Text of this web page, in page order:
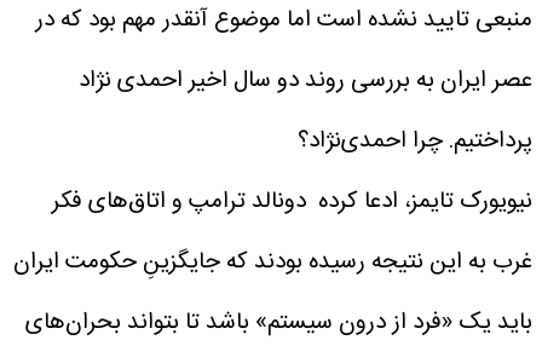
منبعی تایید نشده است اما موضوع آنقدر مهم بود که در
عصر ایران به بررسی روند دو سال اخیر احمدی نژاد
پرداختیم.چرا احمدی‌نژاد؟
نیویورک تایمز، ادعا کرده دونالد ترامپ و اتاق‌های فکر
غرب به این نتیجه رسیده بودند که جایگزینِ حکومت ایران
باید یک «فرد از درون سیستم» باشد تا بتواند بحران‌های